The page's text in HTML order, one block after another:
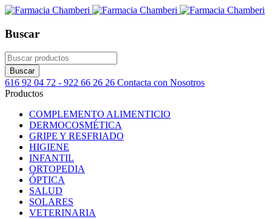
Buscar
616 92 04 72 - 922 66 26 26 Contacta con Nosotros
Productos
COMPLEMENTO ALIMENTICIO
DERMOCOSMÉTICA
GRIPE Y RESFRIADO
HIGIENE
INFANTIL
ORTOPEDIA
ÓPTICA
SALUD
SOLARES
VETERINARIA